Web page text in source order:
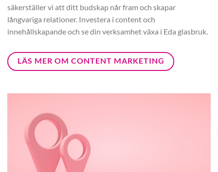
säkerställer vi att ditt budskap når fram och skapar
långvariga relationer. Investera i content och
innehållskapande och se din verksamhet växa i Eda glasbruk.
LÄS MER OM CONTENT MARKETING